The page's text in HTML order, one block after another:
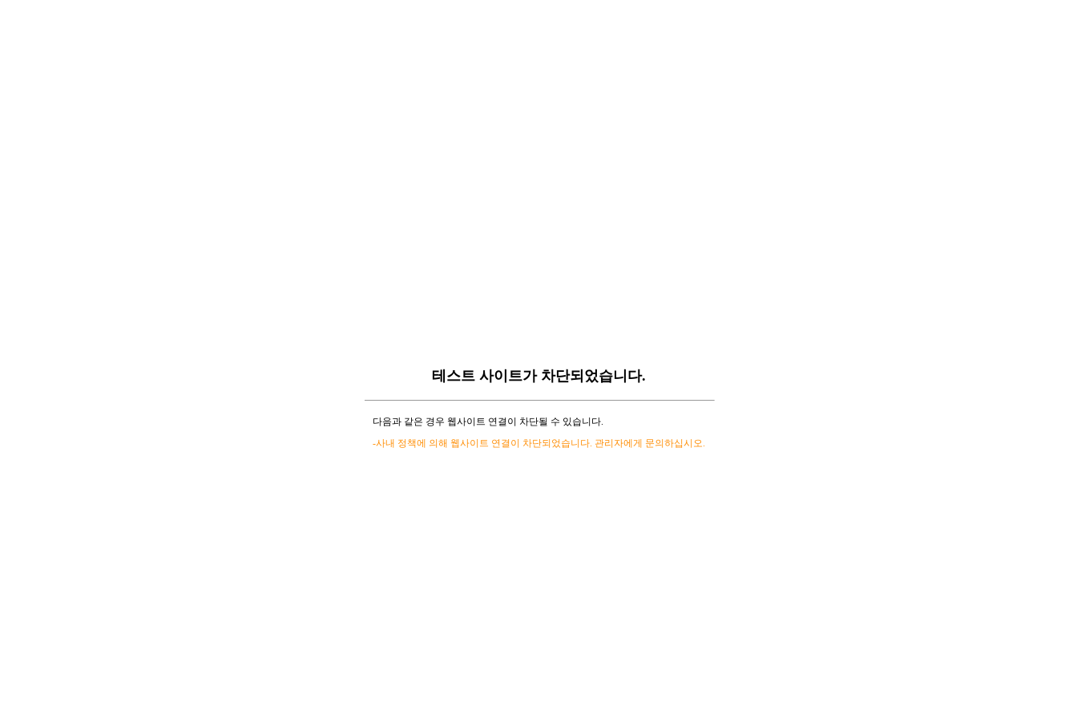
테스트 사이트가 차단되었습니다.
다음과 같은 경우 웹사이트 연결이 차단될 수 있습니다.
-사내 정책에 의해 웹사이트 연결이 차단되었습니다. 관리자에게 문의하십시오.